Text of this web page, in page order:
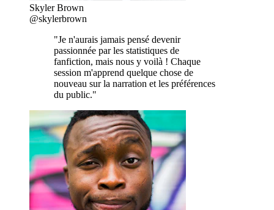
Skyler Brown
@skylerbrown
"Je n'aurais jamais pensé devenir
passionnée par les statistiques de
fanfiction, mais nous y voilà ! Chaque
session m'apprend quelque chose de
nouveau sur la narration et les préférences
du public."